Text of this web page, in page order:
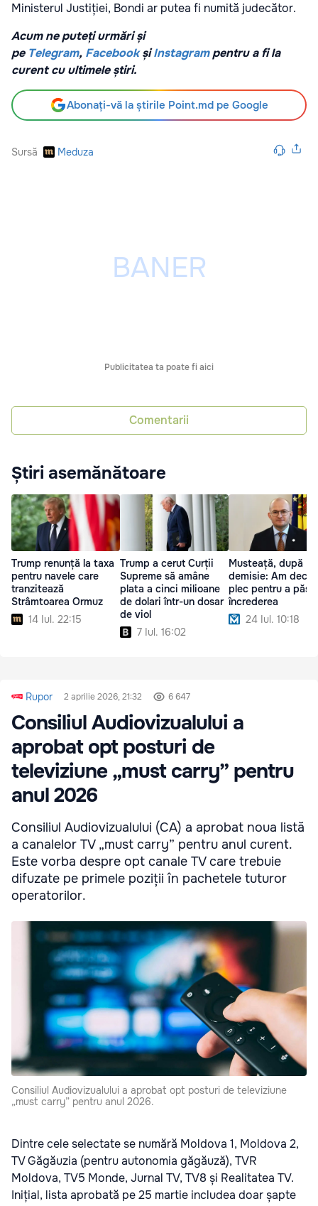
Ministerul Justiției, Bondi ar putea fi numită judecător.
Acum ne puteți urmări și
pe Telegram, Facebook șiInstagrampentru a fi la
curent cu ultimele știri.
Abonați-vă la știrile Point.md pe Google
Sursă Meduza
Publicitatea ta poate fi aici
Comentarii
Știri asemănătoare
Trump renunță la taxa
pentru navele care
tranzitează
Strâmtoarea Ormuz
14 Iul. 22:15
Trump a cerut Curții
Supreme să amâne
plata a cinci milioane
de dolari într-un dosar
de viol
7 Iul. 16:02
Musteață, după
demisie: Am decis
plec pentru a
încrederea
24 Iul. 10:18
Rupor 2 aprilie 2026, 21:32 6 647
Consiliul Audiovizualului a
aprobat opt posturi de
televiziune „must carry” pentru
anul 2026
Consiliul Audiovizualului (CA) a aprobat noua listă
a canalelor TV „must carry” pentru anul curent.
Este vorba despre opt canale TV care trebuie
difuzate pe primele poziții în pachetele tuturor
operatorilor.
Consiliul Audiovizualului a aprobat opt posturi de televiziune
„must carry” pentru anul 2026.
Dintre cele selectate se numără Moldova 1, Moldova 2,
TV Găgăuzia (pentru autonomia găgăuză), TVR
Moldova, TV5 Monde, Jurnal TV, TV8 și Realitatea TV.
Inițial, lista aprobată pe 25 martie includea doar șapte